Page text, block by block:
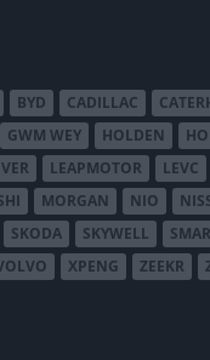
BYD CADILLAC
GWM WEY HOLDEN
LEAPMOTOR LEVC
MORGAN NIO
SKODA SKYWELL
XPENG ZEEKR